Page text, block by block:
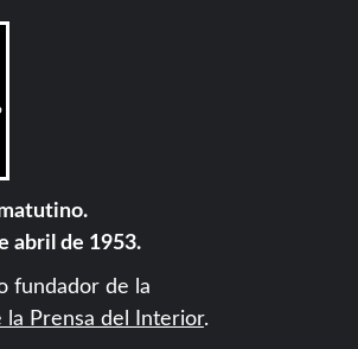
abril de 1953.
fundador de la
la Prensa del Interior.